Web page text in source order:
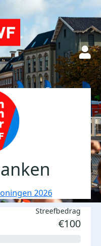
2026
Streefbedrag
€100